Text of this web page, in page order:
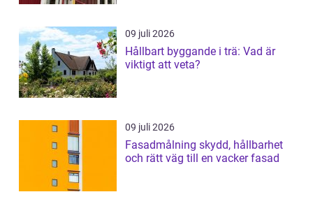
09 juli 2026
Hållbart byggande i trä: Vad är
viktigt att veta?
09 juli 2026
Fasadmålning skydd, hållbarhet
och rätt väg till en vacker fasad